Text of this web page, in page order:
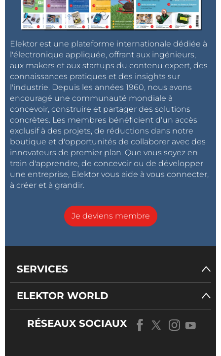
Elektor est une plateforme internationale dédiée à
l'électronique appliquée, offrant aux ingénieurs,
aux makers et aux startups du contenu expert, des
connaissances pratiques et des insights sur
l'industrie. Depuis les années 1960, nous avons
encouragé une communauté mondiale à
concevoir, construire et partager des solutions
concrètes. Les membres bénéficient d'un accès
exclusif à des projets, de réductions dans notre
boutique et d'opportunités de collaborer avec des
innovateurs de premier plan. Que vous soyez en
train d'apprendre, de concevoir ou de développer
une entreprise, Elektor vous aide à vous connecter,
à créer et à grandir.
Je deviens membre
SERVICES
ELEKTOR WORLD
RÉSEAUX SOCIAUX